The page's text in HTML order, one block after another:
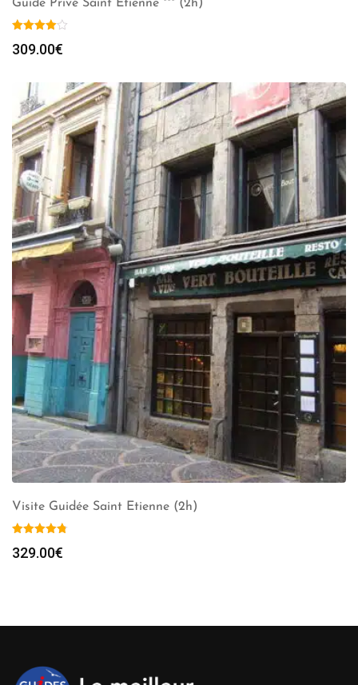
Guide Privé Saint Etienne *** (2h)
309.00€
Visite Guidée Saint Etienne (2h)
329.00€